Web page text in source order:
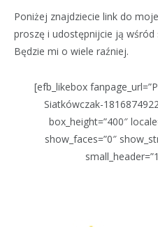
Poniżej znajdziecie link do
proszę i udostępnijcie ją wśród
Będzie mi o wiele raźniej.
[efb_likebox
Siatkówczak-
box_height=”400″
show_faces=”0″